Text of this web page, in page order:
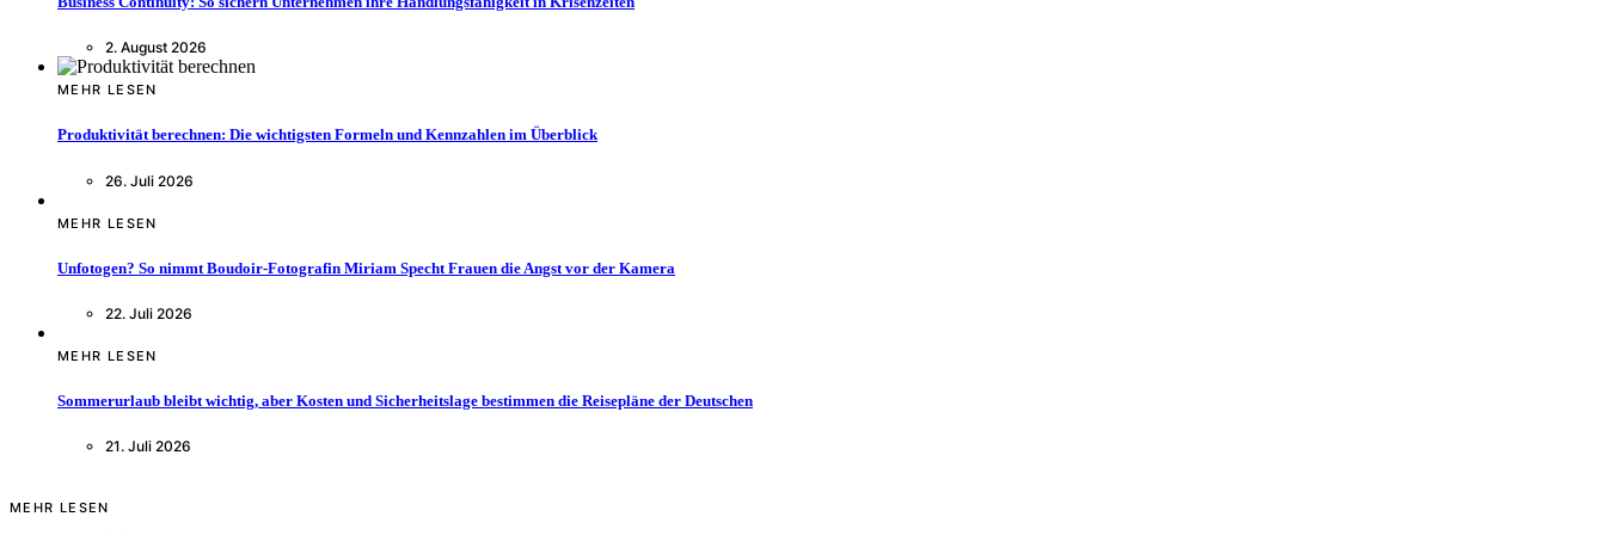
2. August 2026
MEHR LESEN
Produktivität berechnen: Die wichtigsten Formeln und Kennzahlen im Überblick
26. Juli 2026
MEHR LESEN
Unfotogen? So nimmt Boudoir-Fotografin Miriam Specht Frauen die Angst vor der Kamera
22. Juli 2026
MEHR LESEN
Sommerurlaub bleibt wichtig, aber Kosten und Sicherheitslage bestimmen die Reisepläne der Deutschen
21. Juli 2026
MEHR LESEN